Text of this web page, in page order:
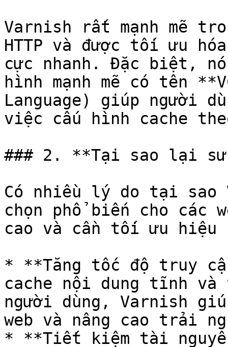
Varnish rất mạnh mẽ
HTTP và được tối ưu
cực nhanh. Đặc biệt, nó
hình mạnh mẽ có tên
Language) giúp người
việc cấu hình cache
### 2. **Tại sao lại sử
Có nhiều lý do tại sao
chọn phổ biến cho các
cao và cần tối ưu hiệu
* **Tăng tốc độ truy
cache nội dung tĩnh
người dùng, Varnish
web và nâng cao trải
* **Tiết kiệm tài